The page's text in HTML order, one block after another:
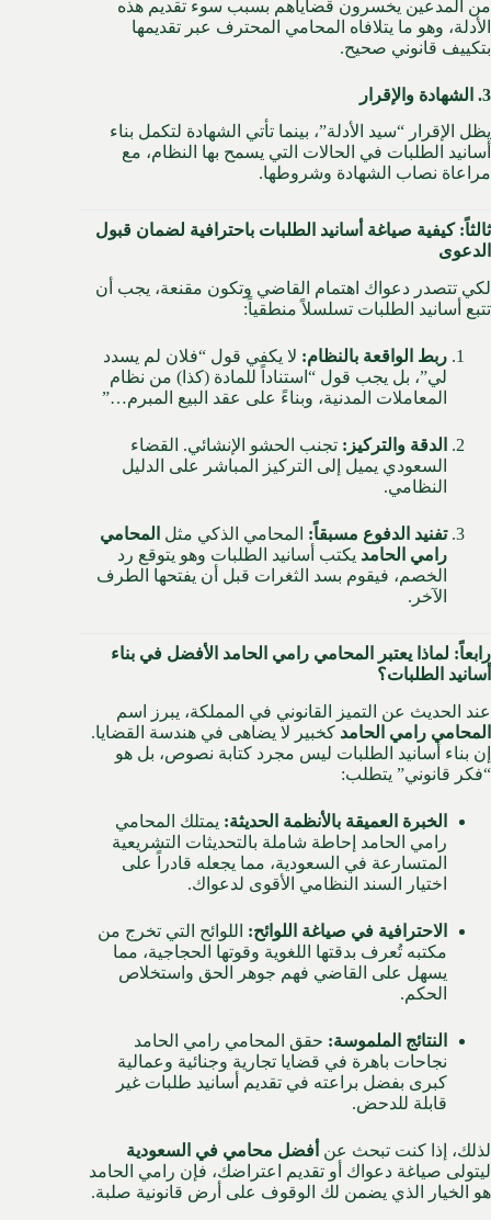
من المدعين يخسرون قضاياهم بسبب سوء تقديم هذه
الأدلة، وهو ما يتلافاه المحامي المحترف عبر تقديمها
بتكييف قانوني صحيح.
3. الشهادة والإقرار
يظل الإقرار “سيد الأدلة”، بينما تأتي الشهادة لتكمل بناء
أسانيد الطلبات في الحالات التي يسمح بها النظام، مع
مراعاة نصاب الشهادة وشروطها.
ثالثاً: كيفية صياغة أسانيد الطلبات باحترافية لضمان قبول
الدعوى
لكي تتصدر دعواك اهتمام القاضي وتكون مقنعة، يجب أن
تتبع أسانيد الطلبات تسلسلاً منطقياً:
ربط الواقعة بالنظام: لا يكفي قول “فلان لم يسدد
لي”، بل يجب قول “استناداً للمادة (كذا) من نظام
المعاملات المدنية، وبناءً على عقد البيع المبرم…”
الدقة والتركيز: تجنب الحشو الإنشائي. القضاء
السعودي يميل إلى التركيز المباشر على الدليل
النظامي.
تفنيد الدفوع مسبقاً: المحامي الذكي مثل المحامي
رامي الحامد يكتب أسانيد الطلبات وهو يتوقع رد
الخصم، فيقوم بسد الثغرات قبل أن يفتحها الطرف
الآخر.
رابعاً: لماذا يعتبر المحامي رامي الحامد الأفضل في بناء
أسانيد الطلبات؟
عند الحديث عن التميز القانوني في المملكة، يبرز اسم
المحامي رامي الحامد كخبير لا يضاهى في هندسة القضايا.
إن بناء أسانيد الطلبات ليس مجرد كتابة نصوص، بل هو
“فكر قانوني” يتطلب:
الخبرة العميقة بالأنظمة الحديثة: يمتلك المحامي
رامي الحامد إحاطة شاملة بالتحديثات التشريعية
المتسارعة في السعودية، مما يجعله قادراً على
اختيار السند النظامي الأقوى لدعواك.
الاحترافية في صياغة اللوائح: اللوائح التي تخرج من
مكتبه تُعرف بدقتها اللغوية وقوتها الحجاجية، مما
يسهل على القاضي فهم جوهر الحق واستخلاص
الحكم.
النتائج الملموسة: حقق المحامي رامي الحامد
نجاحات باهرة في قضايا تجارية وجنائية وعمالية
كبرى بفضل براعته في تقديم أسانيد طلبات غير
قابلة للدحض.
لذلك، إذا كنت تبحث عن أفضل محامي في السعودية
ليتولى صياغة دعواك أو تقديم اعتراضك، فإن رامي الحامد
هو الخيار الذي يضمن لك الوقوف على أرض قانونية صلبة.